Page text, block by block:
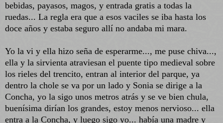
bebidas, payasos, magos, y entrada gratis a todas la
ruedas... La regla era que a esos vaciles se iba hasta los
doce años y estaba seguro allí no andaba mi mara.
Yo la vi y ella hizo seña de esperarme..., me puse chiva...,
ella y la sirvienta atraviesan el puente tipo medieval sobre
los rieles del trencito, entran al interior del parque, ya
dentro la chole se va por un lado y Sonia se dirige a la
Concha, yo la sigo unos metros atrás y se ve bien chula,
buenísima dirían los grandes, estoy menos nervioso... ella
entra a la Concha, y luego sigo yo... había una madre y